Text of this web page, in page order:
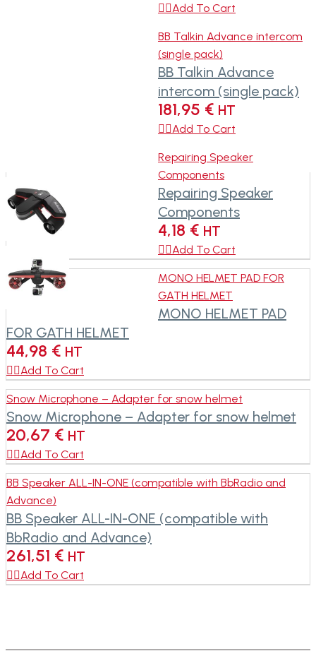
Add To Cart
BB Talkin Advance intercom
(single pack)
BB Talkin Advance
intercom (single pack)
181,95 € HT
Add To Cart
Repairing Speaker
Components
Repairing Speaker
Components
4,18 € HT
Add To Cart
MONO HELMET PAD FOR
GATH HELMET
MONO HELMET PAD
FOR GATH HELMET
44,98 € HT
Add To Cart
Snow Microphone – Adapter for snow helmet
Snow Microphone – Adapter for snow helmet
20,67 € HT
Add To Cart
BB Speaker ALL-IN-ONE (compatible with BbRadio and
Advance)
BB Speaker ALL-IN-ONE (compatible with
BbRadio and Advance)
261,51 € HT
Add To Cart